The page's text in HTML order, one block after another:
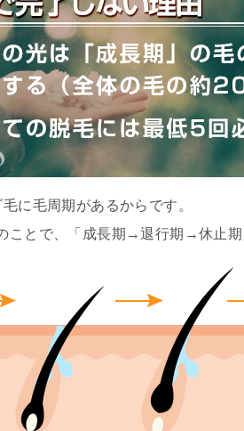
に毛周期があるからです。
ことで、「成長期→退行期→休止期